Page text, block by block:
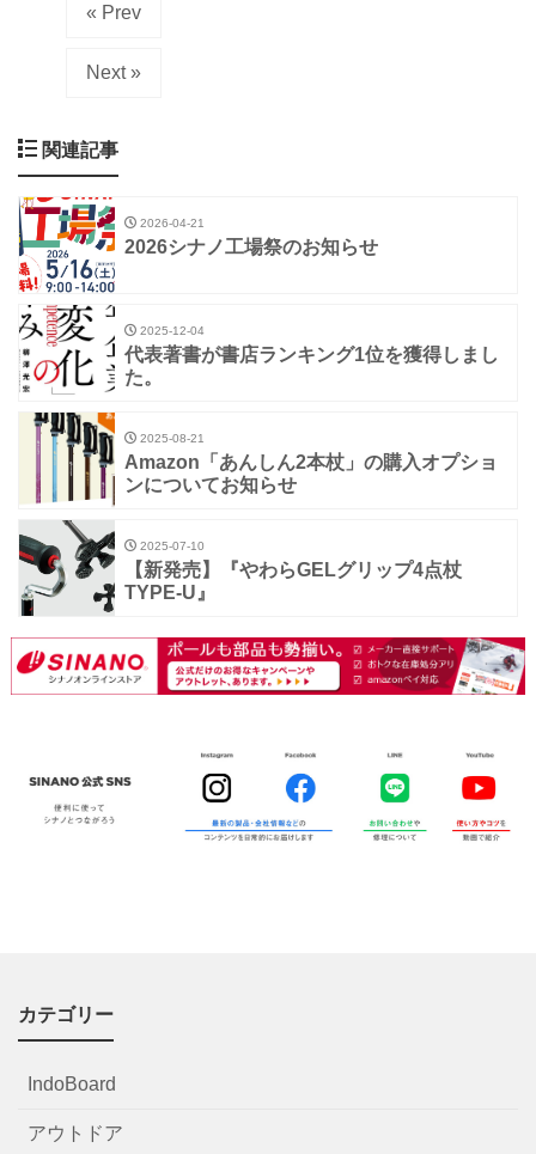
« Prev
Next »
関連記事
2026-04-21
2026シナノ工場祭のお知らせ
2025-12-04
代表著書が書店ランキング1位を獲得しまし
た。
2025-08-21
Amazon「あんしん2本杖」の購入オプショ
ンについてお知らせ
2025-07-10
【新発売】『やわらGELグリップ4点杖
TYPE-U』
カテゴリー
IndoBoard
アウトドア